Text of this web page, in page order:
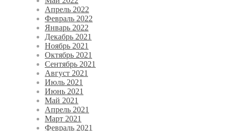
Апрель 2022
Февраль 2022
Январь 2022
Декабрь 2021
Ноябрь 2021
Октябрь 2021
Сентябрь 2021
Август 2021
Июль 2021
Июнь 2021
Май 2021
Апрель 2021
Март 2021
Февраль 2021